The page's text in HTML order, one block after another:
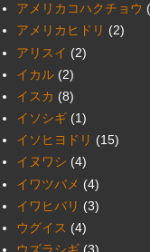
アメリカコハクチョウ
アメリカヒドリ (2)
アリスイ (2)
イカル (2)
イスカ (8)
イソシギ (1)
イソヒヨドリ (15)
イヌワシ (4)
イワツバメ (4)
イワヒバリ (3)
ウグイス (4)